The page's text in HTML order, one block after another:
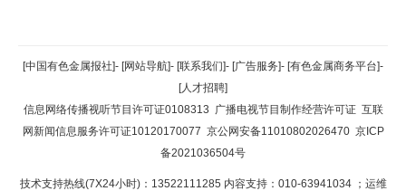
返回顶部
返回首页
[中国有色金属报社]- [网站导航]- [联系我们]- [广告服务]- [有色金属商务平台]-
[人才招聘]
信息网络传播视听节目许可证0108313 广播电视节目制作经营许可证 互联
网新闻信息服务许可证10120170077 京公网安备11010802026470 京ICP
备2021036504号
技术支持热线(7X24小时)：13522111285 内容支持：010-63941034 ；运维